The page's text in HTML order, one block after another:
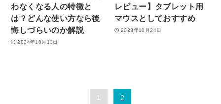
わなくなる人の特徴と
は？どんな使い方なら後
悔しづらいのか解説
2024年10月13日
レビュー】タブレット用
マウスとしておすすめ
2023年10月24日
1 2